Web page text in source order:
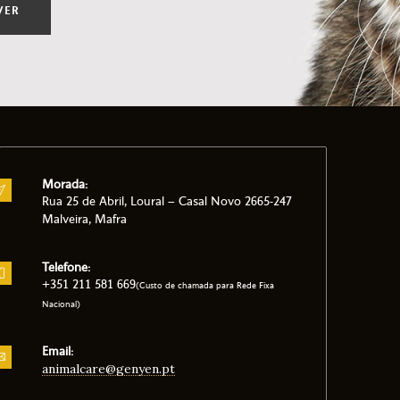
Morada:
Rua 25 de Abril, Loural – Casal Novo 2665-247
Malveira, Mafra
Telefone:
+351 211 581 669(Custo de chamada para Rede Fixa
Nacional)
Email:
animalcare@genyen.pt